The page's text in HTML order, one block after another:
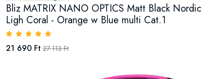
Bliz MATRIX NANO OPTICS Matt Black Nordic
Ligh Coral - Orange w Blue multi Cat.1
21 690 Ft 27 113 Ft